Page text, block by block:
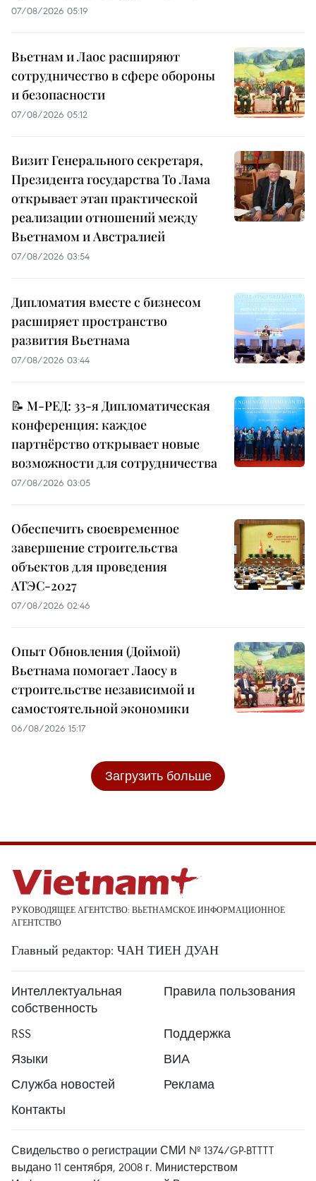
07/08/2026 05:19
Вьетнам и Лаос расширяют
сотрудничество в сфере обороны
и безопасности
07/08/2026 05:12
Визит Генерального секретаря,
Президента государства То Лама
открывает этап практической
реализации отношений между
Вьетнамом и Австралией
07/08/2026 03:54
Дипломатия вместе с бизнесом
расширяет пространство
развития Вьетнама
07/08/2026 03:44
📝 М-РЕД: 33-я Дипломатическая
конференция: каждое
партнёрство открывает новые
возможности для сотрудничества
07/08/2026 03:05
Обеспечить своевременное
завершение строительства
объектов для проведения
АТЭС-2027
07/08/2026 02:46
Опыт Обновления (Доймой)
Вьетнама помогает Лаосу в
строительстве независимой и
самостоятельной экономики
06/08/2026 15:17
Загрузить больше
РУКОВОДЯЩЕЕ АГЕНТСТВО: ВЬЕТНАМСКОЕ ИНФОРМАЦИОННОЕ
АГЕНТСТВО
Главный редактор: ЧАН ТИЕН ДУАН
Интеллектуальная
собственность
Правила пользования
RSS
Поддержка
Языки
ВИА
Служба новостей
Реклама
Контакты
Свидельство о регистрации СМИ № 1374/GP-BTTTT
выдано 11 сентября, 2008 г. Министерством